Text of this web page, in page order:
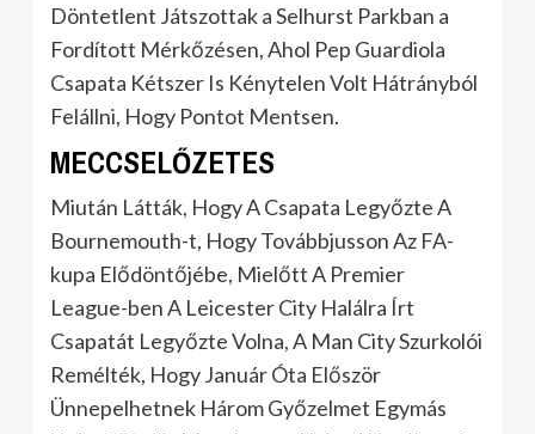
Döntetlent Játszottak a Selhurst Parkban a
Fordított Mérkőzésen, Ahol Pep Guardiola
Csapata Kétszer Is Kénytelen Volt Hátrányból
Felállni, Hogy Pontot Mentsen.
MECCSELŐZETES
Miután Látták, Hogy A Csapata Legyőzte A
Bournemouth-t, Hogy Továbbjusson Az FA-
kupa Elődöntőjébe, Mielőtt A Premier
League-ben A Leicester City Halálra Írt
Csapatát Legyőzte Volna, A Man City Szurkolói
Remélték, Hogy Január Óta Először
Ünnepelhetnek Három Győzelmet Egymás